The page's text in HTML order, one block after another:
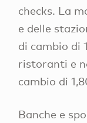
checks. La
e delle
di cambio di
ristoranti e
cambio di
Banche e